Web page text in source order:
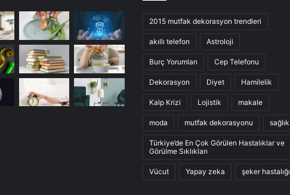
2015 mutfak dekorasyon trendleri
akıllı telefon Astroloji
Burç Yorumları Cep Telefonu
Dekorasyon Diyet Hamilelik
Kalp Krizi Lojistik makale
moda mutfak dekorasyonu sağlık
Türkiye’de En Çok Görülen Hastalıklar ve
Görülme Sıklıkları
Vücut Yapay zeka şeker hastalığı